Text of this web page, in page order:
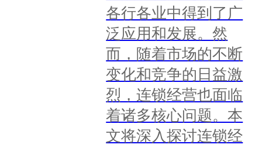
各行各业中得到了广
泛应用和发展。然
而，随着市场的不断
变化和竞争的日益激
烈，连锁经营也面临
着诸多核心问题。本
文将深入探讨连锁经